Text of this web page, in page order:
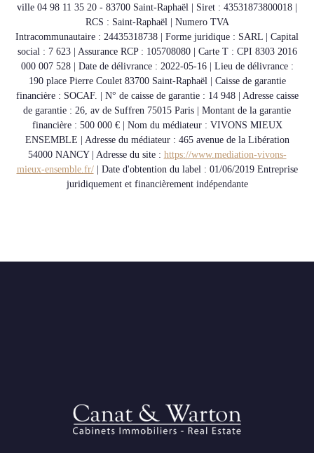
ville 04 98 11 35 20 - 83700 Saint-Raphaël | Siret : 43531873800018 |
RCS : Saint-Raphaël | Numero TVA
Intracommunautaire : 24435318738 | Forme juridique : SARL | Capital
social : 7 623 | Assurance RCP : 105708080 | Carte T : CPI 8303 2016
000 007 528 | Date de délivrance : 2022-05-16 | Lieu de délivrance :
190 place Pierre Coulet 83700 Saint-Raphaël | Caisse de garantie
financière : SOCAF. | N° de caisse de garantie : 14 948 | Adresse caisse
de garantie : 26, av de Suffren 75015 Paris | Montant de la garantie
financière : 500 000 € | Nom du médiateur : VIVONS MIEUX
ENSEMBLE | Adresse du médiateur : 465 avenue de la Libération
54000 NANCY | Adresse du site : https://www.mediation-vivons-
mieux-ensemble.fr/| Date d'obtention du label : 01/06/2019Entreprise
juridiquement et financièrement indépendante